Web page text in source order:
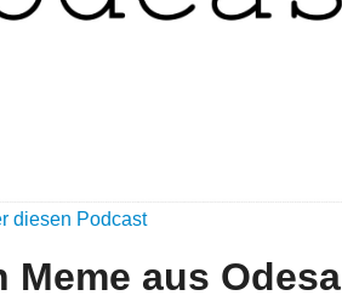
diesen Podcast
Meme aus Odesa